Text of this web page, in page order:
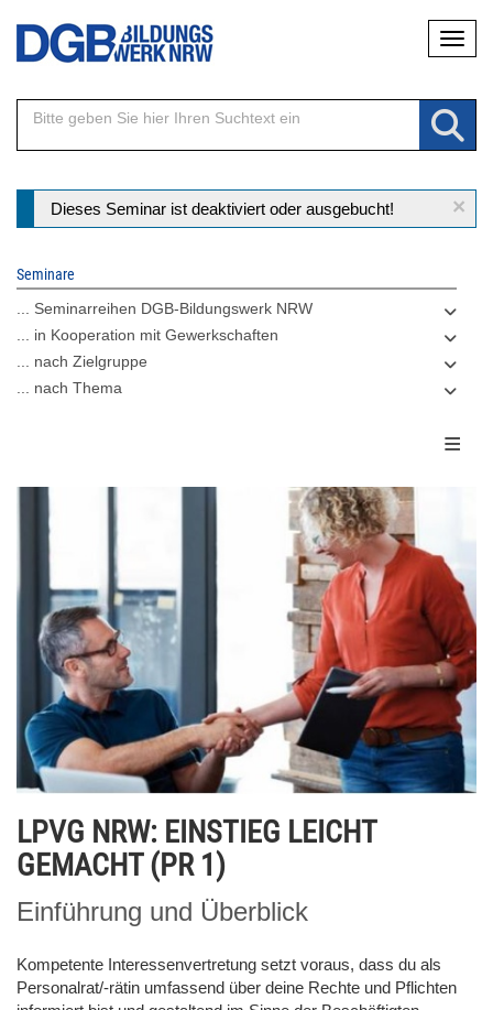
Direkt
Inhalt
×
Statusmeldung
Dieses Seminar ist deaktiviert oder ausgebucht!
Seminare
... Seminarreihen DGB-Bildungswerk NRW
... in Kooperation mit Gewerkschaften
... nach Zielgruppe
... nach Thema
LPVG NRW: EINSTIEG LEICHT
GEMACHT (PR 1)
Einführung und Überblick
Kompetente Interessenvertretung setzt voraus, dass du als
Personalrat/-rätin umfassend über deine Rechte und Pflichten